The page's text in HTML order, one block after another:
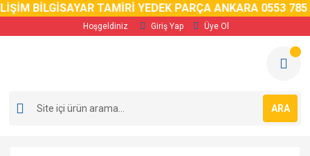
BİLGİSAYAR TAMİRİ YEDEK PARÇA ANKARA 0553 785 02
Hoşgeldiniz Giriş Yap Üye Ol
ARA